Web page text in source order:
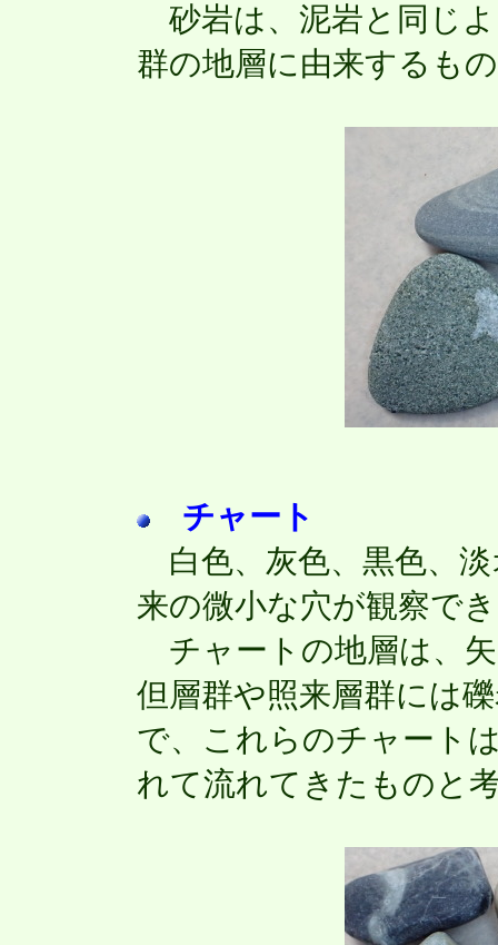
砂岩は、泥岩と同じ
群の地層に由来するも
チャート
白色、灰色、黒色、
来の微小な穴が観察で
チャートの地層は、
但層群や照来層群には
で、これらのチャート
れて流れてきたものと